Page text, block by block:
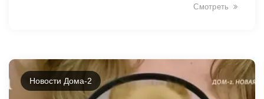
Смотреть
Новости Дома-2